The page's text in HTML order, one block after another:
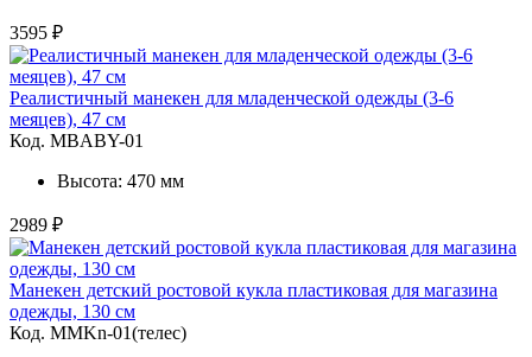
3595 ₽
Реалистичный манекен для младенческой одежды (3-6
меяцев), 47 см
Код. MBABY-01
Высота: 470 мм
2989 ₽
Манекен детский ростовой кукла пластиковая для магазина
одежды, 130 см
Код. MMKn-01(телес)